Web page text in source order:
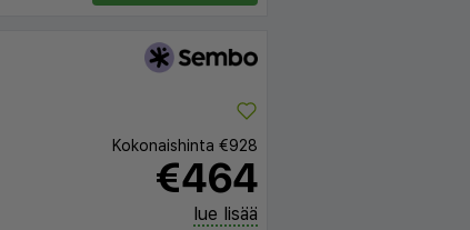
Kokonaishinta €928
€464
lue lisää